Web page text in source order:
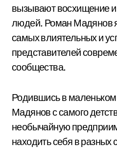
вызывают восхищение
людей. Роман Мадянов
самых влиятельных и
представителей
сообщества.
Родившись в
Мадянов с самого
необычайную
находить себя в